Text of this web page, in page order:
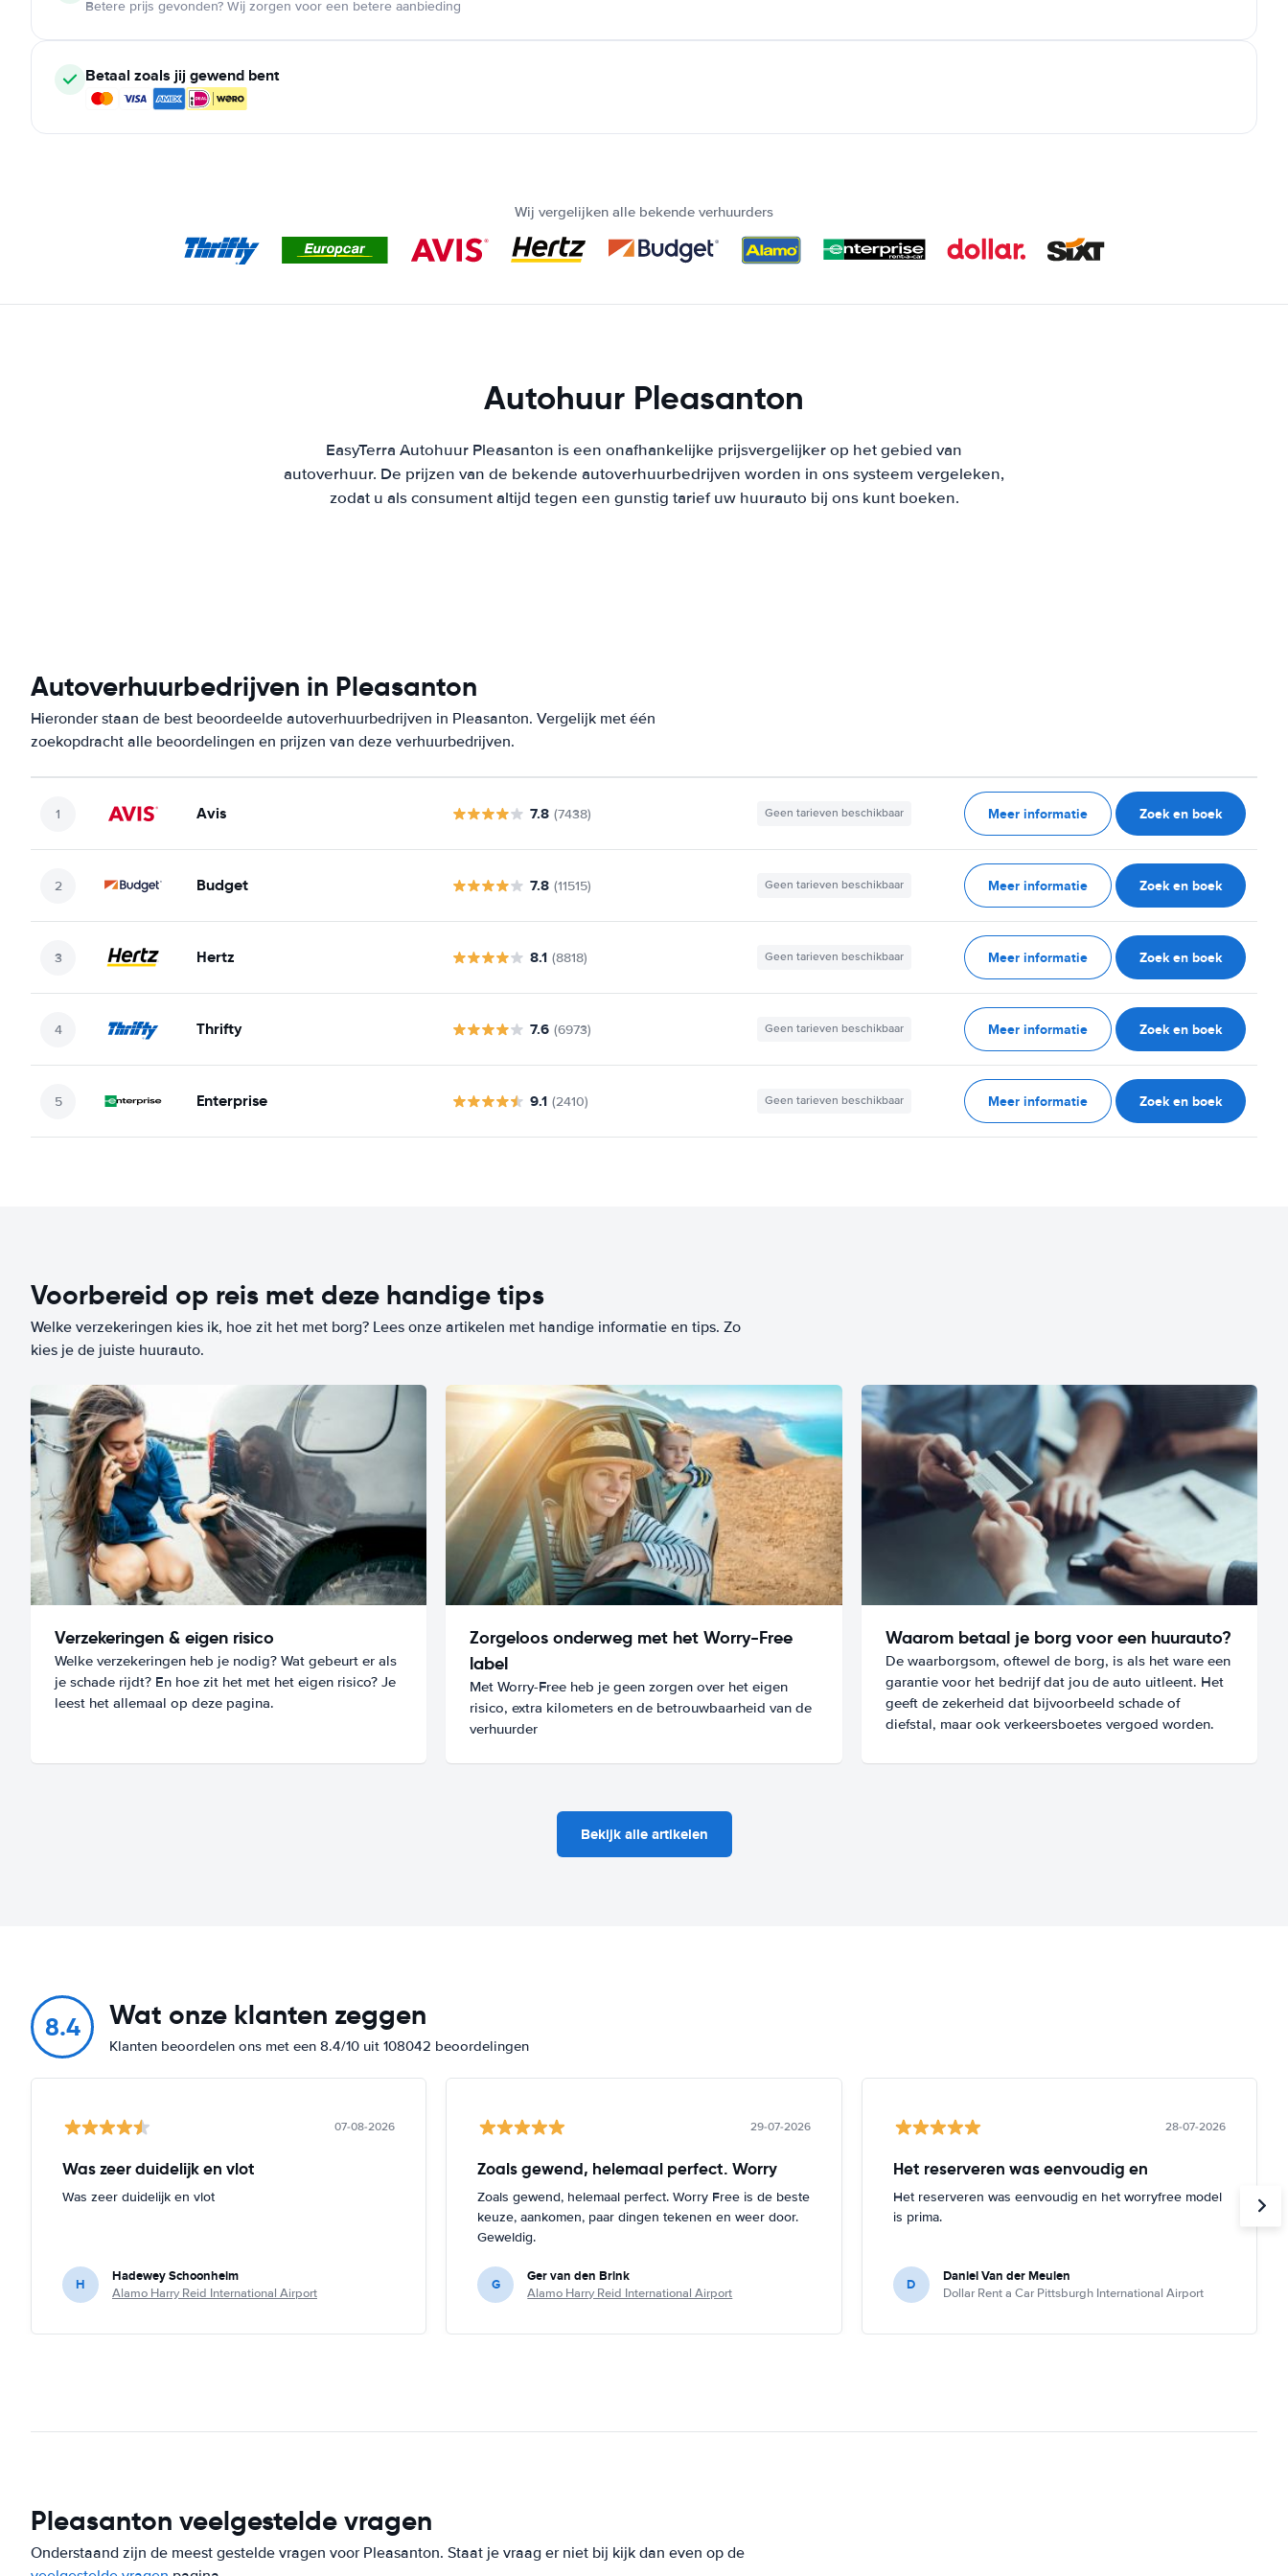
Betere prijs gevonden? Wij zorgen voor een betere aanbieding
Betaal zoals jij gewend bent
Wij vergelijken alle bekende verhuurders
Autohuur Pleasanton
EasyTerra Autohuur Pleasanton is een onafhankelijke prijsvergelijker op het gebied van
autoverhuur. De prijzen van de bekende autoverhuurbedrijven worden in ons systeem vergeleken,
zodat u als consument altijd tegen een gunstig tarief uw huurauto bij ons kunt boeken.
Autoverhuurbedrijven in Pleasanton
Hieronder staan de best beoordeelde autoverhuurbedrijven in Pleasanton. Vergelijk met één
zoekopdracht alle beoordelingen en prijzen van deze verhuurbedrijven.
Avis 7.8 (7438) Geen tarieven beschikbaar Meer informatie Zoek en boek
Budget 7.8 (11515) Geen tarieven beschikbaar Meer informatie Zoek en boek
Hertz 8.1 (8818) Geen tarieven beschikbaar Meer informatie Zoek en boek
Thrifty 7.6 (6973) Geen tarieven beschikbaar Meer informatie Zoek en boek
Enterprise 9.1 (2410) Geen tarieven beschikbaar Meer informatie Zoek en boek
Voorbereid op reis met deze handige tips
Welke verzekeringen kies ik, hoe zit het met borg? Lees onze artikelen met handige informatie en tips. Zo
kies je de juiste huurauto.
Verzekeringen & eigen risico
Welke verzekeringen heb je nodig? Wat gebeurt er als
je schade rijdt? En hoe zit het met het eigen risico? Je
leest het allemaal op deze pagina.
Zorgeloos onderweg met het Worry-Free
label
Met Worry-Free heb je geen zorgen over het eigen
risico, extra kilometers en de betrouwbaarheid van de
verhuurder
Waarom betaal je borg voor een huurauto?
De waarborgsom, oftewel de borg, is als het ware een
garantie voor het bedrijf dat jou de auto uitleent. Het
geeft de zekerheid dat bijvoorbeeld schade of
diefstal, maar ook verkeersboetes vergoed worden.
Bekijk alle artikelen
8.4 Wat onze klanten zeggen
Klanten beoordelen ons met een 8.4/10 uit 108042 beoordelingen
07-08-2026
Was zeer duidelijk en vlot
Was zeer duidelijk en vlot
H Hadewey Schoonheim
Alamo Harry Reid International Airport
29-07-2026
Zoals gewend, helemaal perfect. Worry
Zoals gewend, helemaal perfect. Worry Free is de beste
keuze, aankomen, paar dingen tekenen en weer door.
Geweldig.
G Ger van den Brink
Alamo Harry Reid International Airport
28-07-2026
Het reserveren was eenvoudig en
Het reserveren was eenvoudig en het worryfree model
is prima.
D Daniel Van der Meulen
Dollar Rent a Car Pittsburgh International Airport
Pleasanton veelgestelde vragen
Onderstaand zijn de meest gestelde vragen voor Pleasanton. Staat je vraag er niet bij kijk dan even op de